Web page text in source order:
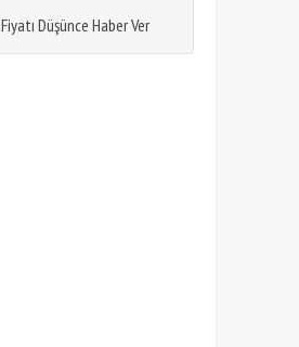
Fiyatı Düşünce Haber Ver